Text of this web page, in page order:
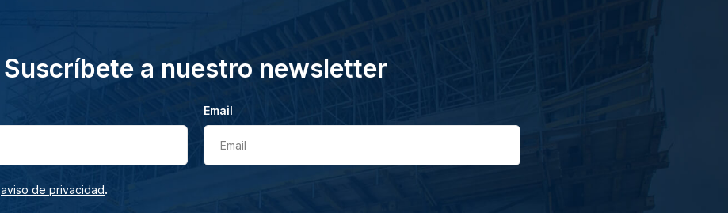
Suscríbete a nuestro newsletter
Email
Email
aviso de privacidad.